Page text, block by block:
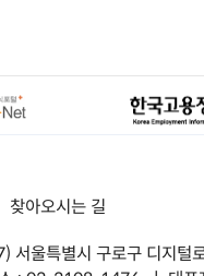
찾아오시는 길
서울특별시 구로구 디지털